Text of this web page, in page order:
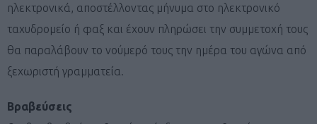
ηλεκτρονικά, αποστέλλοντας μήνυμα στο ηλεκτρονικό
ταχυδρομείο ή φαξ και έχουν πληρώσει την συμμετοχή τους
θα παραλάβουν το νούμερό τους την ημέρα του αγώνα από
ξεχωριστή γραμματεία.
Βραβεύσεις